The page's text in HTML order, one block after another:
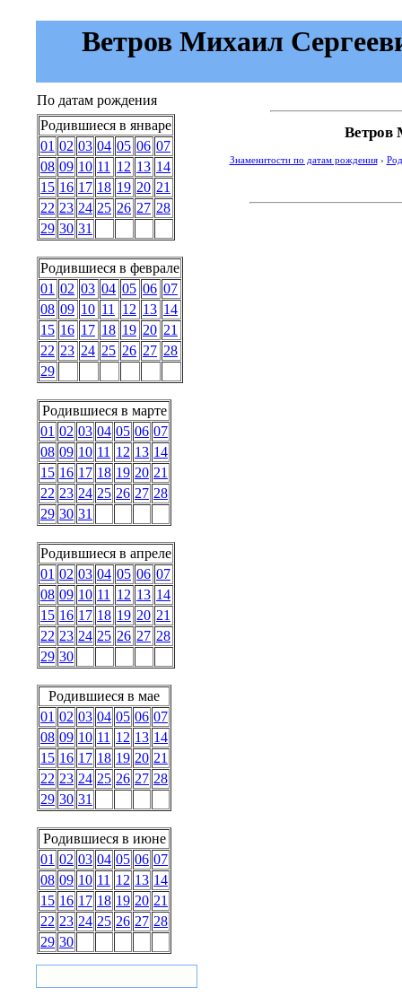
Ветров Михаил
По датам рождения
Родившиеся в январе
01 02 03 04 05 06 07
08 09 10 11 12 13 14
15 16 17 18 19 20 21
22 23 24 25 26 27 28
29 30 31
Родившиеся в феврале
01 02 03 04 05 06 07
08 09 10 11 12 13 14
15 16 17 18 19 20 21
22 23 24 25 26 27 28
29
Родившиеся в марте
01 02 03 04 05 06 07
08 09 10 11 12 13 14
15 16 17 18 19 20 21
22 23 24 25 26 27 28
29 30 31
Родившиеся в апреле
01 02 03 04 05 06 07
08 09 10 11 12 13 14
15 16 17 18 19 20 21
22 23 24 25 26 27 28
29 30
Родившиеся в мае
01 02 03 04 05 06 07
08 09 10 11 12 13 14
15 16 17 18 19 20 21
22 23 24 25 26 27 28
29 30 31
Родившиеся в июне
01 02 03 04 05 06 07
08 09 10 11 12 13 14
15 16 17 18 19 20 21
22 23 24 25 26 27 28
29 30
Ветров
Знаменитости по датам рождения›